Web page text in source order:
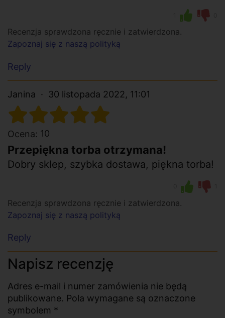
Recenzja sprawdzona ręcznie i zatwierdzona.
Zapoznaj się z naszą polityką
Reply
Janina 30 listopada 2022, 11:01
Ocena: 10
Przepiękna torba otrzymana!
Dobry sklep, szybka dostawa, piękna torba!
Recenzja sprawdzona ręcznie i zatwierdzona.
Zapoznaj się z naszą polityką
Reply
Napisz recenzję
Adres e-mail i numer zamówienia nie będą
publikowane. Pola wymagane są oznaczone
symbolem *